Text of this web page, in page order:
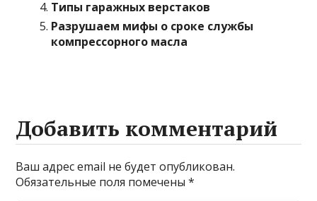
Типы гаражных верстаков
Разрушаем мифы о сроке службы
компрессорного масла
Добавить комментарий
Ваш адрес email не будет опубликован.
Обязательные поля помечены*